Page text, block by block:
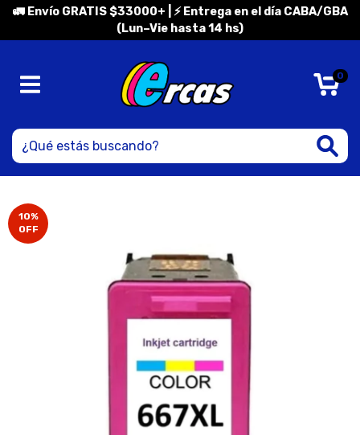
🚛 Envío GRATIS $33000+ | ⚡ Entrega en el día CABA/GBA
(Lun–Vie hasta 14 hs)
0
10%
OFF